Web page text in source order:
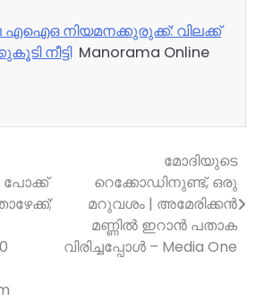
എഐഒ നിയമനക്കുരുക്ക്: വിലക്ക്
നീട്ടിManorama Online
മോദിയുടെ
റെക്കോഡിനുണ്ട്, ഒരു
മറുവശം | അമേരിക്കൻ
മണ്ണിൽ ഇറാൻ പതാക
വിരിച്ചപ്പോൾ – Media One